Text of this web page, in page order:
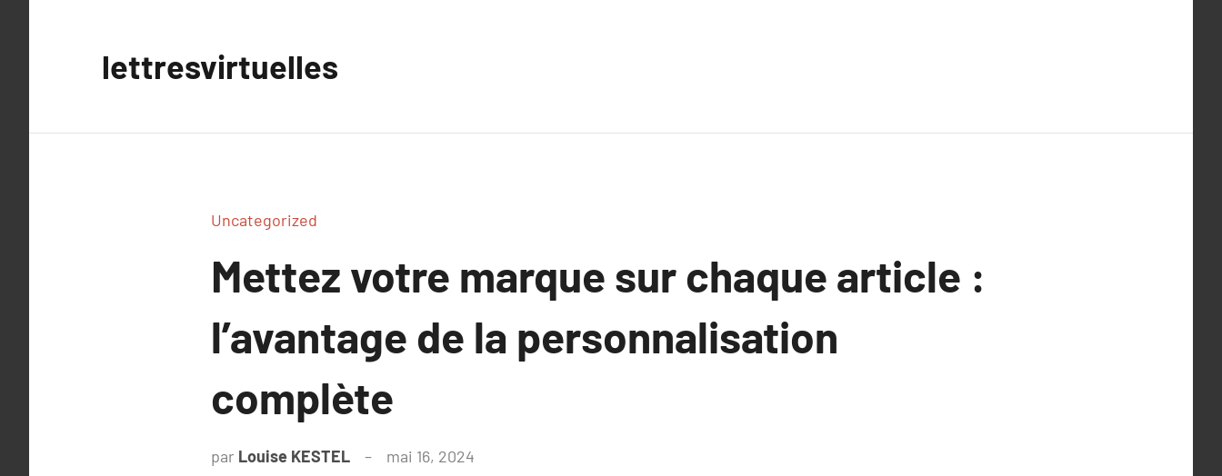
lettresvirtuelles
Uncategorized
Mettez votre marque sur chaque article :
l’avantage de la personnalisation
complète
par Louise KESTEL mai 16, 2024